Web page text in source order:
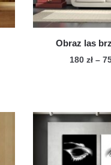
Obraz las
180 zł –
ma